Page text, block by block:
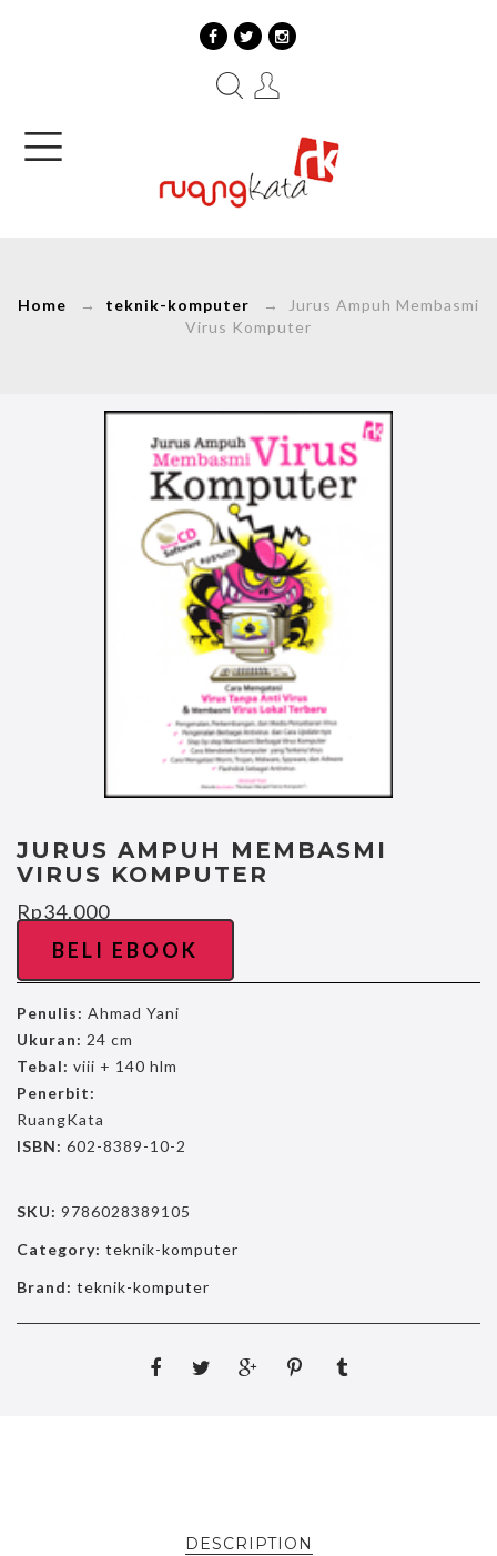
Home → teknik-komputer → Jurus Ampuh Membasmi
Virus Komputer
JURUS AMPUH MEMBASMI
VIRUS KOMPUTER
Rp34.000
BELI EBOOK
Penulis: Ahmad Yani
Ukuran: 24 cm
Tebal: viii + 140 hlm
Penerbit:
RuangKata
ISBN: 602-8389-10-2
SKU: 9786028389105
Category: teknik-komputer
Brand: teknik-komputer
DESCRIPTION